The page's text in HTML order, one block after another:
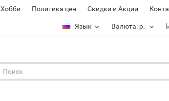
Политика цен Скидки и Акции
Язык Валюта: р.